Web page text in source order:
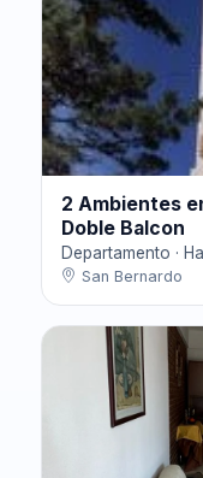
2 Ambientes
Doble Balcon
Departamento ·
San Bernardo